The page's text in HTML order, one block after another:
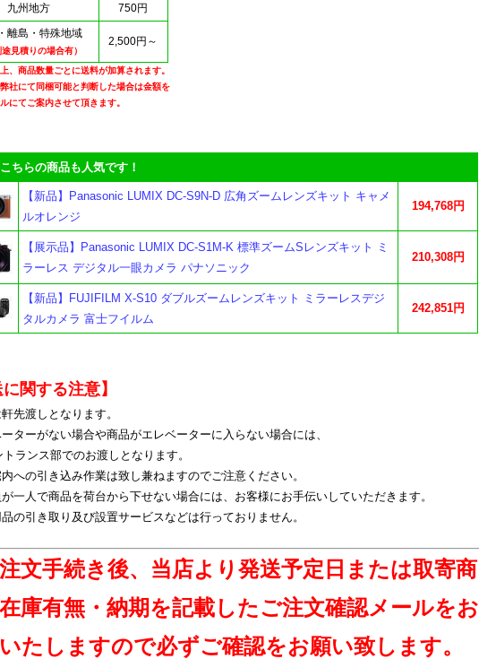
九州地方
750円
離島・特殊地域
見積りの場合有）
2,500円～
、商品数量ごとに送料が加算されます。
社にて同梱可能と判断した場合は金額を
にてご案内させて頂きます。
の商品も人気です！
【新品】Panasonic LUMIX DC-S9N-D 広角ズームレンズキット キャメ
ルオレンジ
194,768円
【展示品】Panasonic LUMIX DC-S1M-K 標準ズームSレンズキット ミ
ラーレス デジタル一眼カメラ パナソニック
210,308円
【新品】FUJIFILM X-S10 ダブルズームレンズキット ミラーレスデジ
タルカメラ 富士フイルム
242,851円
に関する注意】
先渡しとなります。
ターがない場合や商品がエレベーターに入らない場合には、
ランス部でのお渡しとなります。
への引き込み作業は致し兼ねますのでご注意ください。
一人で商品を荷台から下せない場合には、お客様にお手伝いしていただきます。
の引き取り及び設置サービスなどは行っておりません。
文手続き後、当店より発送予定日または取寄商
庫有無・納期を記載したご注文確認メールをお
たしますので必ずご確認をお願い致します。